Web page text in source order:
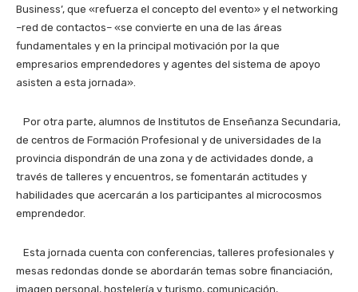
Business’, que «refuerza el concepto del evento» y el networking
–red de contactos– «se convierte en una de las áreas
fundamentales y en la principal motivación por la que
empresarios emprendedores y agentes del sistema de apoyo
asisten a esta jornada».
Por otra parte, alumnos de Institutos de Enseñanza Secundaria,
de centros de Formación Profesional y de universidades de la
provincia dispondrán de una zona y de actividades donde, a
través de talleres y encuentros, se fomentarán actitudes y
habilidades que acercarán a los participantes al microcosmos
emprendedor.
Esta jornada cuenta con conferencias, talleres profesionales y
mesas redondas donde se abordarán temas sobre financiación,
imagen personal, hostelería y turismo, comunicación,